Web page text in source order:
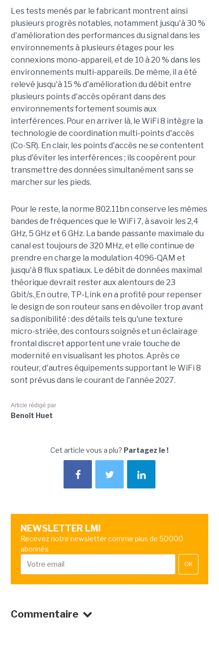
Les tests menés par le fabricant montrent ainsi
plusieurs progrès notables, notamment jusqu'à 30 %
d'amélioration des performances du signal dans les
environnements à plusieurs étages pour les
connexions mono-appareil, et de 10 à 20 % dans les
environnements multi-appareils. De même, il a été
relevé jusqu'à 15 % d'amélioration du débit entre
plusieurs points d'accès opérant dans des
environnements fortement soumis aux
interférences. Pour en arriver là, le WiFi 8 intègre la
technologie de coordination multi-points d'accès
(Co-SR). En clair, les points d'accès ne se contentent
plus d'éviter les interférences ; ils coopèrent pour
transmettre des données simultanément sans se
marcher sur les pieds.
Pour le reste, la norme 802.11bn conserve les mêmes
bandes de fréquences que le WiFi 7, à savoir les 2,4
GHz, 5 GHz et 6 GHz. La bande passante maximale du
canal est toujours de 320 MHz, et elle continue de
prendre en charge la modulation 4096-QAM et
jusqu'à 8 flux spatiaux. Le débit de données maximal
théorique devrait rester aux alentours de 23
Gbit/s. En outre, TP-Link en a profité pour repenser
le design de son routeur sans en dévoiler trop avant
sa disponibilité : des détails tels qu'une texture
micro-striée, des contours soignés et un éclairage
frontal discret apportent une vraie touche de
modernité en visualisant les photos. Après ce
routeur, d'autres équipements supportant le WiFi 8
sont prévus dans le courant de l'année 2027.
Article rédigé par
Benoît Huet
Cet article vous a plu? Partagez le !
NEWSLETTER LMI
Recevez notre newsletter comme plus de 50000
abonnés
OK
Commentaire